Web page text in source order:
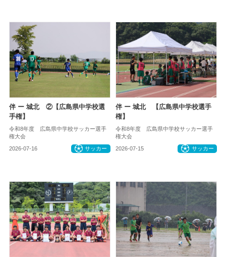
伴 ー 城北 ②【広島県中学校選
手権】
令和8年度 広島県中学校サッカー選手
権大会
2026-07-16 サッカー
伴 ー 城北 【広島県中学校選手
権】
令和8年度 広島県中学校サッカー選手
権大会
2026-07-15 サッカー